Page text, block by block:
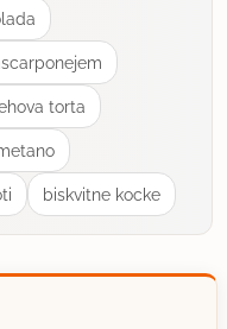
torta
biskvitne kocke